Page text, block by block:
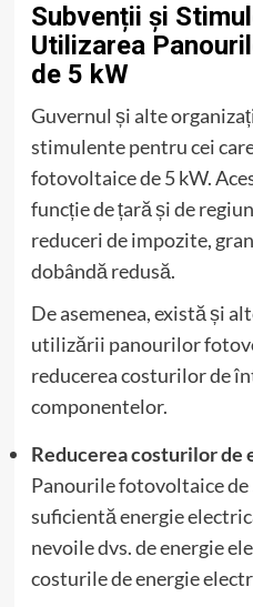
Subvenții și
Utilizarea
de 5 kW
Guvernul și alte
stimulente pentru cei
fotovoltaice de 5 kW.
funcție de țară și de
reduceri de impozite,
dobândă redusă.
De asemenea, există și
utilizării panourilor
reducerea costurilor de
componentelor.
Reducerea costurilor de
Panourile fotovoltaice de
suficientă energie
nevoile dvs. de energie
costurile de energie